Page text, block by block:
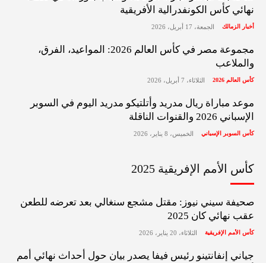
نهائي كأس الكونفدرالية الأفريقية
أخبار الزمالك الجمعة، 17 أبريل، 2026
مجموعة مصر في كأس العالم 2026: المواعيد، الفرق،
والملاعب
كأس العالم 2026 الثلاثاء، 7 أبريل، 2026
موعد مباراة ريال مدريد وأتلتيكو مدريد اليوم في السوبر
الإسباني 2026 والقنوات الناقلة
كأس السوبر الإسباني الخميس، 8 يناير، 2026
كأس الأمم الإفريقية 2025
صحيفة سيني نيوز: مقتل مشجع سنغالي بعد تعرضه للطعن
عقب نهائي كان 2025
كأس الأمم الإفريقية الثلاثاء، 20 يناير، 2026
جياني إنفانتينو رئيس فيفا يصدر بيان حول أحداث نهائي أمم